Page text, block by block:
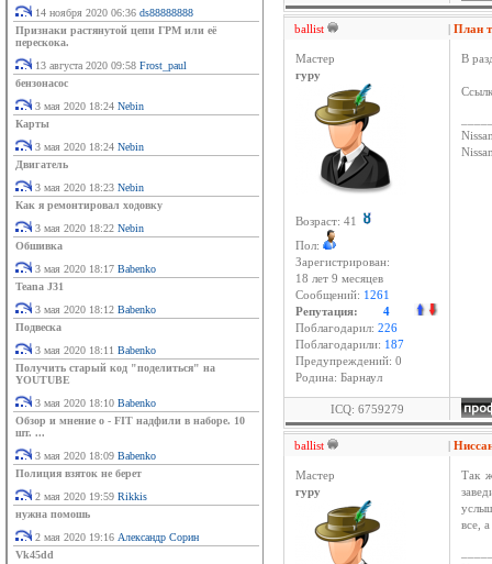
14 ноября 2020 06:36 ds88888888
Признаки растянутой цепи ГРМ или её
перескока.
13 августа 2020 09:58 Frost_paul
бензонасос
3 мая 2020 18:24 Nebin
Карты
3 мая 2020 18:24 Nebin
Двигатель
3 мая 2020 18:23 Nebin
Как я ремонтировал ходовку
3 мая 2020 18:22 Nebin
Обшивка
3 мая 2020 18:17 Babenko
Teana J31
3 мая 2020 18:12 Babenko
Подвеска
3 мая 2020 18:11 Babenko
Получить старый код "поделиться" на
YOUTUBE
3 мая 2020 18:10 Babenko
Обзор и мнение о - FIT надфили в наборе. 10
шт. ...
3 мая 2020 18:09 Babenko
Полиция взяток не берет
2 мая 2020 19:59 Rikkis
нужна помошь
2 мая 2020 19:16 Александр Сорин
Vk45dd
ballist | План
Мастер
гуру
Возраст: 41
Пол:
Зарегистрирован:
18 лет 9 месяцев
Сообщений: 1261
Репутация: 4
Поблагодарил: 226
Поблагодарили: 187
Предупреждений: 0
Родина: Барнаул
В
ICQ: 6759279
ballist |
Мастер
гуру
Так
все,